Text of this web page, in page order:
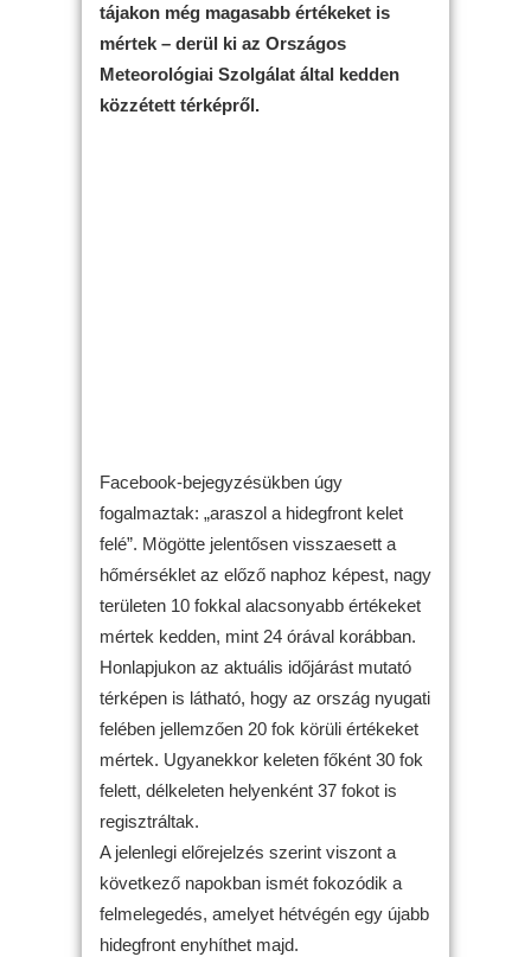
tájakon még magasabb értékeket is
mértek – derül ki az Országos
Meteorológiai Szolgálat által kedden
közzétett térképről.
Facebook-bejegyzésükben úgy
fogalmaztak: „araszol a hidegfront kelet
felé”. Mögötte jelentősen visszaesett a
hőmérséklet az előző naphoz képest, nagy
területen 10 fokkal alacsonyabb értékeket
mértek kedden, mint 24 órával korábban.
Honlapjukon az aktuális időjárást mutató
térképen is látható, hogy az ország nyugati
felében jellemzően 20 fok körüli értékeket
mértek. Ugyanekkor keleten főként 30 fok
felett, délkeleten helyenként 37 fokot is
regisztráltak.
A jelenlegi előrejelzés szerint viszont a
következő napokban ismét fokozódik a
felmelegedés, amelyet hétvégén egy újabb
hidegfront enyhíthet majd.